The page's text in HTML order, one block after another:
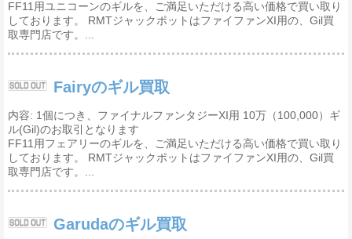
FF11用ユニコーンのギルを、ご満足いただける高い価格で買い取り
しております。 RMTジャックポットはファイファンXI用の、Gil買
取専門店です。...
Fairyのギル買取
内容: 1個につき、ファイナルファンタジーXI用 10万（100,000）ギ
ル(Gil)のお取引となります
FF11用フェアリーのギルを、ご満足いただける高い価格で買い取り
しております。 RMTジャックポットはファイファンXI用の、Gil買
取専門店です。...
Garudaのギル買取